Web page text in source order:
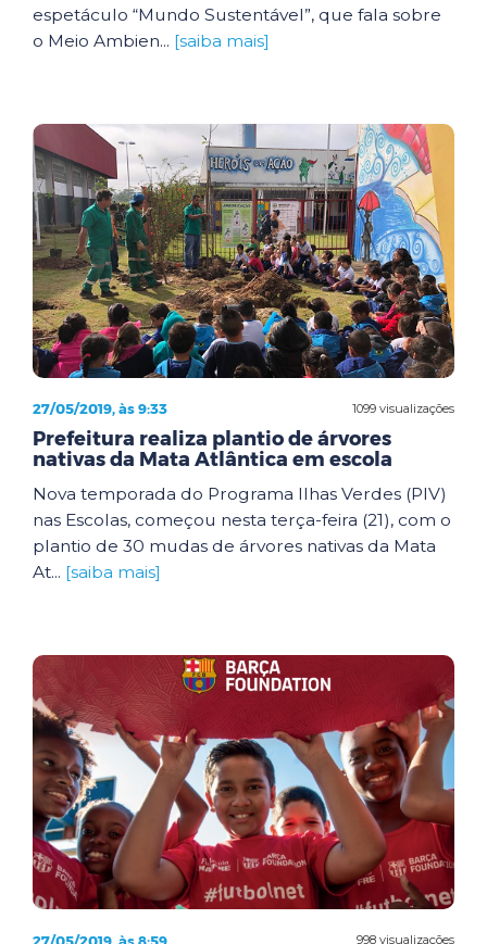
espetáculo “Mundo Sustentável”, que fala sobre
o Meio Ambien... [saiba mais]
1099 visualizações
27/05/2019, às 9:33
Prefeitura realiza plantio de árvores
nativas da Mata Atlântica em escola
Nova temporada do Programa Ilhas Verdes (PIV)
nas Escolas, começou nesta terça-feira (21), com o
plantio de 30 mudas de árvores nativas da Mata
At... [saiba mais]
998 visualizações
27/05/2019, às 8:59